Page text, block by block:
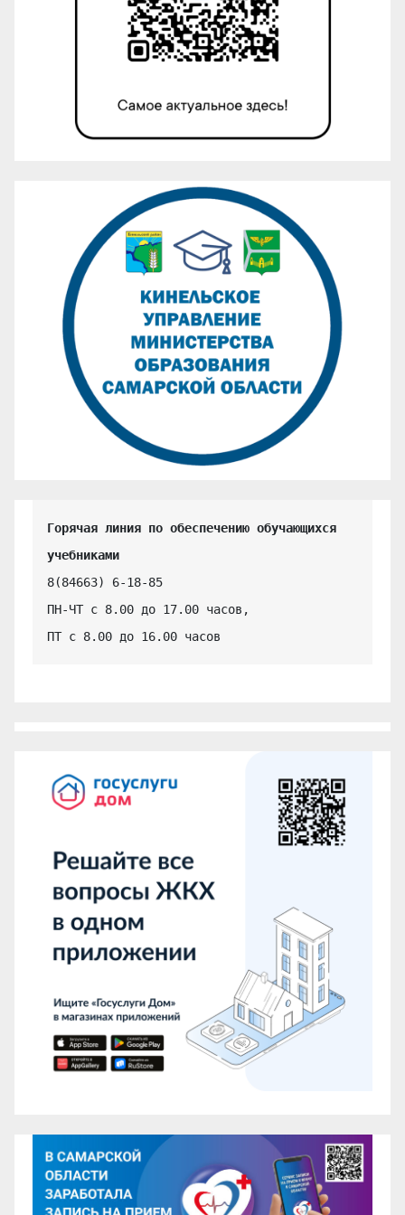
Горячая линия по обеспечению обучающихся
учебниками
8(84663) 6-18-85
ПН-ЧТ с 8.00 до 17.00 часов,
ПТ с 8.00 до 16.00 часов